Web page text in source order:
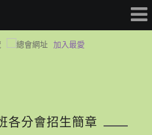
加入最愛
各分會招生簡章